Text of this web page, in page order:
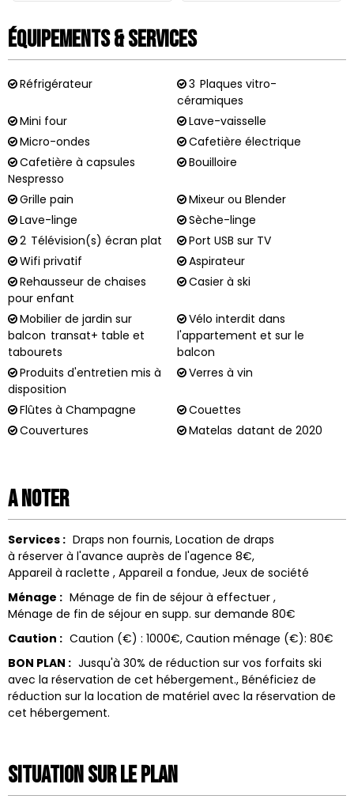
Équipements & Services
Réfrigérateur 3 Plaques vitro-
céramiques
Mini four
Lave-vaisselle
Micro-ondes
Cafetière électrique
Cafetière à capsules
Nespresso
Bouilloire
Grille pain
Mixeur ou Blender
Lave-linge
Sèche-linge
2 Télévision(s) écran plat
Port USB sur TV
Wifi privatif
Aspirateur
Rehausseur de chaises
pour enfant
Casier à ski
Mobilier de jardin sur
balcon transat+ table et
tabourets
Vélo interdit dans
l'appartement et sur le
balcon
Produits d'entretien mis à
disposition
Verres à vin
Flûtes à Champagne
Couettes
Couvertures
Matelas datant de 2020
A noter
Services : Draps non fournis Location de draps
à réserver à l'avance auprès de l'agence 8€
Appareil à raclette
Appareil a fondue Jeux de société
Ménage : Ménage de fin de séjour à effectuer
Ménage de fin de séjour en supp. sur demande 80€
Caution : Caution (€) : 1000€ Caution ménage (€): 80€
BON PLAN : Jusqu'à 30% de réduction sur vos forfaits ski
avec la réservation de cet hébergement. Bénéficiez de
réduction sur la location de matériel avec la réservation de
cet hébergement.
Situation sur le Plan